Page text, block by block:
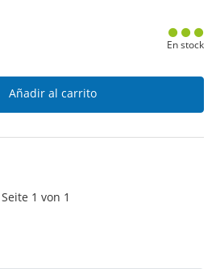
En stock
Añadir al carrito
Seite 1 von 1